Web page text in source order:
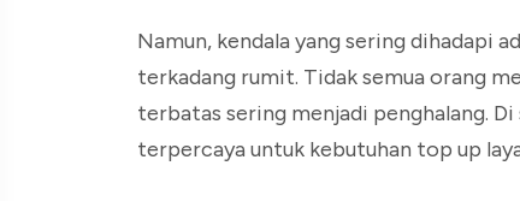
Namun, kendala yang sering dihadapi
terkadang rumit. Tidak semua orang
terbatas sering menjadi penghalang.
terpercaya untuk kebutuhan top up